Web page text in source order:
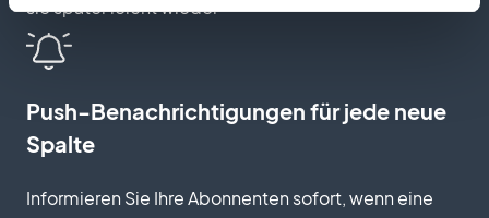
sie später leicht wieder
Push-Benachrichtigungen für jede neue
Spalte
Informieren Sie Ihre Abonnenten sofort, wenn eine